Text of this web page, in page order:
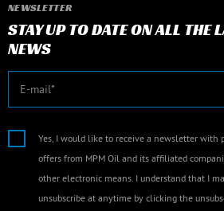
NEWSLETTER
STAY UP TO DATE ON ALL THE
NEWS
E-mail
Yes, I would like to receive a newsletter with
offers from MPM Oil and its affiliated
other electronic means. I understand that I
unsubscribe at anytime by clicking the